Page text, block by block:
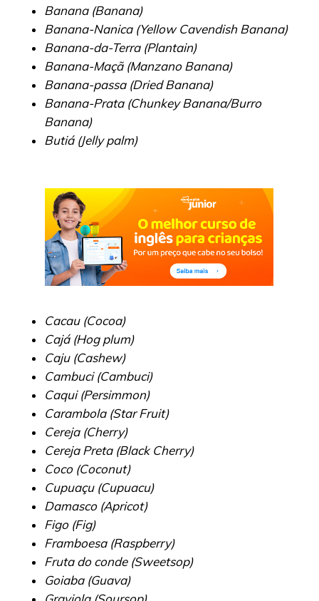
Banana (Banana)
Banana-Nanica (Yellow Cavendish Banana)
Banana-da-Terra (Plantain)
Banana-Maçã (Manzano Banana)
Banana-passa (Dried Banana)
Banana-Prata (Chunkey Banana/Burro
Banana)
Butiá (Jelly palm)
Cacau (Cocoa)
Cajá (Hog plum)
Caju (Cashew)
Cambuci (Cambuci)
Caqui (Persimmon)
Carambola (Star Fruit)
Cereja (Cherry)
Cereja Preta (Black Cherry)
Coco (Coconut)
Cupuaçu (Cupuacu)
Damasco (Apricot)
Figo (Fig)
Framboesa (Raspberry)
Fruta do conde (Sweetsop)
Goiaba (Guava)